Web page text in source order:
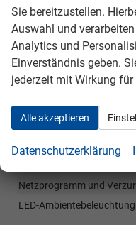
Regenschirm in der
Tickethalter an der
Höhen- und
Sitzheizung vorne
Lendenwirbelstütze für die
Mittelarmlehne vorn mit
Rücksitzbank ungeteilt,
Netzprogramm und
LED-
Sie bereitzustellen.
Auswahl und
Analytics und
Einverständnis geben.
jederzeit mit Wirkung
Alle akzeptieren
Datenschutzerklärung